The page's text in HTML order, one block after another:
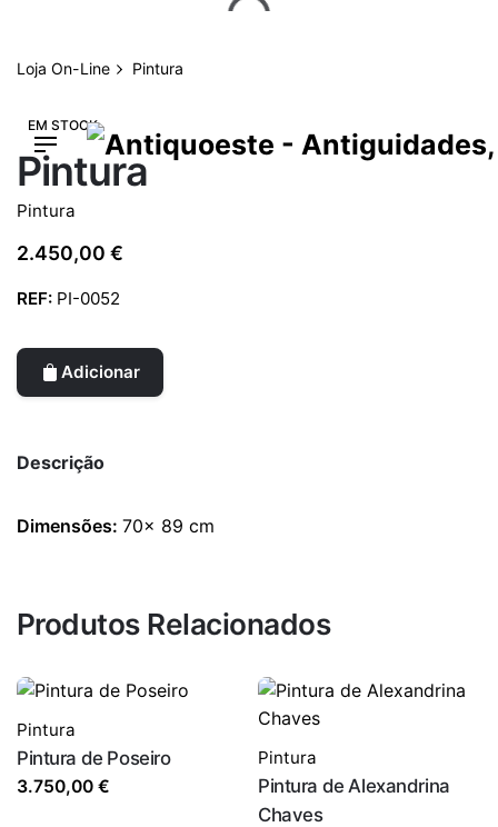
content
Loja On-Line Pintura
EM STOCK
Pintura
Pintura
2.450,00 €
REF: PI-0052
Adicionar
Descrição
Dimensões: 70x 89 cm
Produtos Relacionados
Pintura
Pintura de Poseiro
3.750,00 €
Pintura
Pintura de Alexandrina
Chaves